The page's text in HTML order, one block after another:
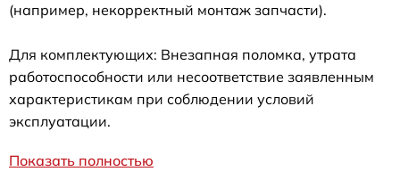
(например, некорректный монтаж запчасти).
Для комплектующих: Внезапная поломка, утрата
работоспособности или несоответствие заявленным
характеристикам при соблюдении условий
эксплуатации.
Показать полностью